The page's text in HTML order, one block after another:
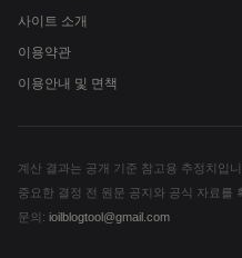
사이트 소개
이용약관
이용안내 및 면책
계산 결과는 공개 기준 참고용 추정치입니
중요한 결정 전 원문 공지와 공식 자료를
문의: ioilblogtool@gmail.com